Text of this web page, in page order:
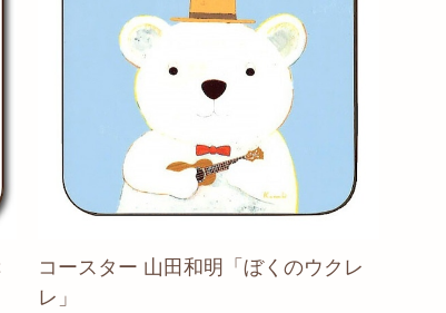
コースター 山田和明「ぼくのウクレ
レ」